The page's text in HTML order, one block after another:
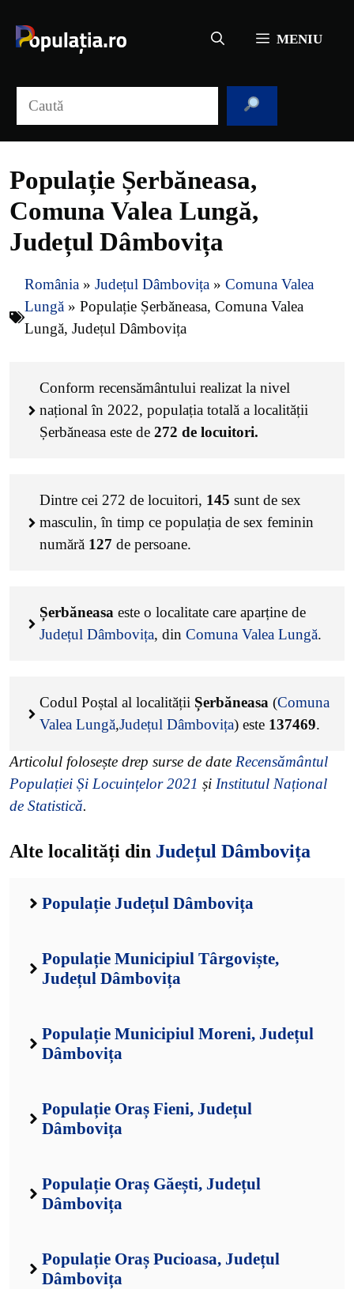
conținut
MENIU
Populație Șerbăneasa,
Comuna Valea Lungă,
Județul Dâmbovița
România » Județul Dâmbovița » Comuna Valea
Lungă » Populație Șerbăneasa, Comuna Valea
Lungă, Județul Dâmbovița
Conform recensământului realizat la nivel
național în 2022, populația totală a localității
Șerbăneasa este de 272 de locuitori.
Dintre cei 272 de locuitori, 145 sunt de sex
masculin, în timp ce populația de sex feminin
numără 127 de persoane.
Șerbăneasa este o localitate care aparține de
Județul Dâmbovița, din Comuna Valea Lungă.
Codul Poștal al localității Șerbăneasa (Comuna
Valea Lungă,Județul Dâmbovița) este 137469.
Articolul folosește drep surse de date Recensământul
Populației Și Locuințelor 2021 și Institutul Național
de Statistică.
Alte localități din Județul Dâmbovița
Populație Județul Dâmbovița
Populație Municipiul Târgoviște,
Județul Dâmbovița
Populație Municipiul Moreni, Județul
Dâmbovița
Populație Oraș Fieni, Județul
Dâmbovița
Populație Oraș Găești, Județul
Dâmbovița
Populație Oraș Pucioasa, Județul
Dâmbovița